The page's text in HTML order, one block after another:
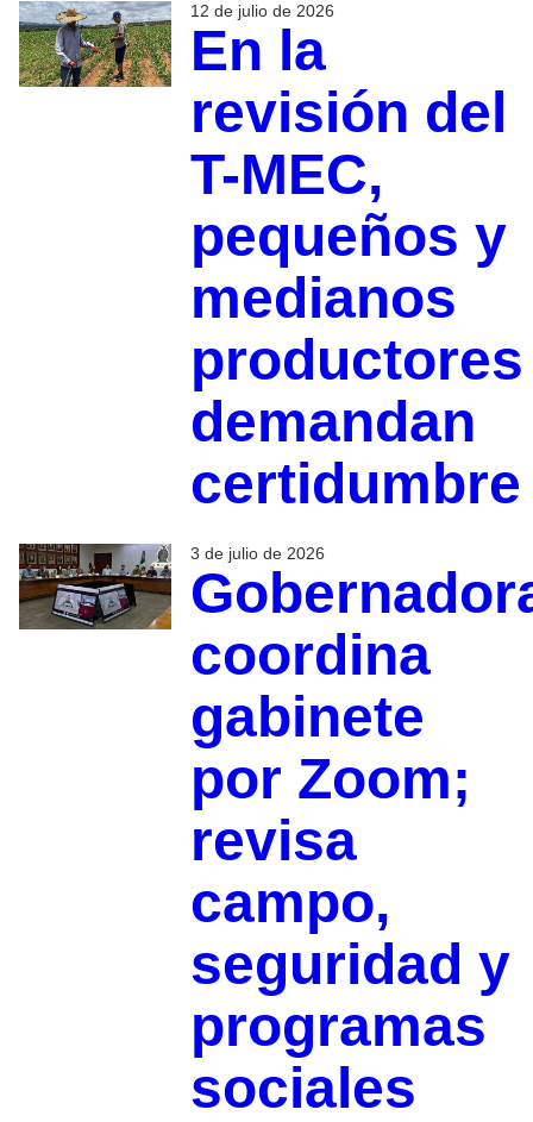
12 de julio de 2026
En la
revisión del
T-MEC,
pequeños y
medianos
productores
demandan
certidumbre
3 de julio de 2026
coordina
gabinete
por Zoom;
revisa
campo,
seguridad y
programas
sociales